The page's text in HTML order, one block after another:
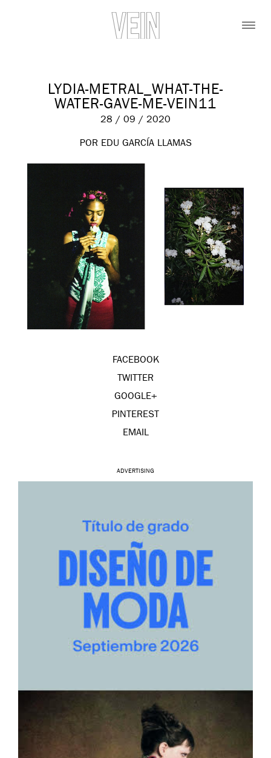
LYDIA-METRAL_WHAT-THE-
WATER-GAVE-ME-VEIN11
28 / 09 / 2020
POR EDU GARCÍA LLAMAS
FACEBOOK
TWITTER
GOOGLE+
PINTEREST
EMAIL
ADVERTISING